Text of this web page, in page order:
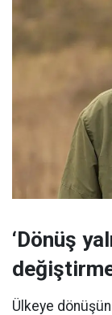
‘Dönüş
Ülkeye